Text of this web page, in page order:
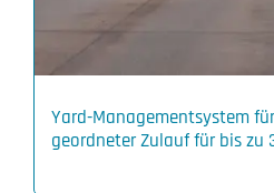
Yard-Managementsystem
geordneter Zulauf für bis zu